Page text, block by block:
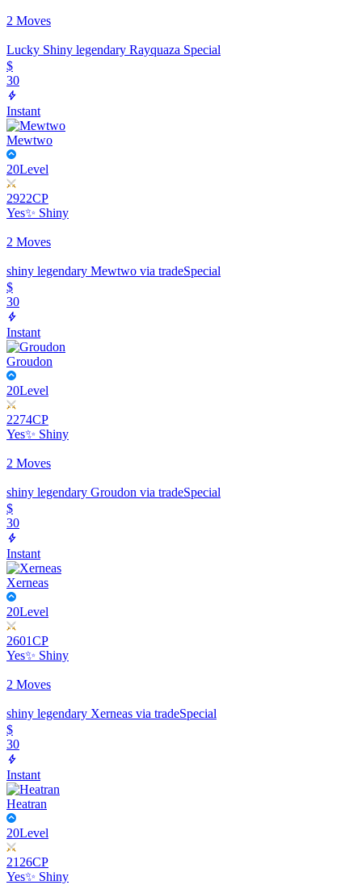
2 Moves
Lucky Shiny legendary Rayquaza Special
$
30
Instant
Mewtwo
20Level
2922CP
Yes✨ Shiny
2 Moves
shiny legendary Mewtwo via tradeSpecial
$
30
Instant
Groudon
20Level
2274CP
Yes✨ Shiny
2 Moves
shiny legendary Groudon via tradeSpecial
$
30
Instant
Xerneas
20Level
2601CP
Yes✨ Shiny
2 Moves
shiny legendary Xerneas via tradeSpecial
$
30
Instant
Heatran
20Level
2126CP
Yes✨ Shiny